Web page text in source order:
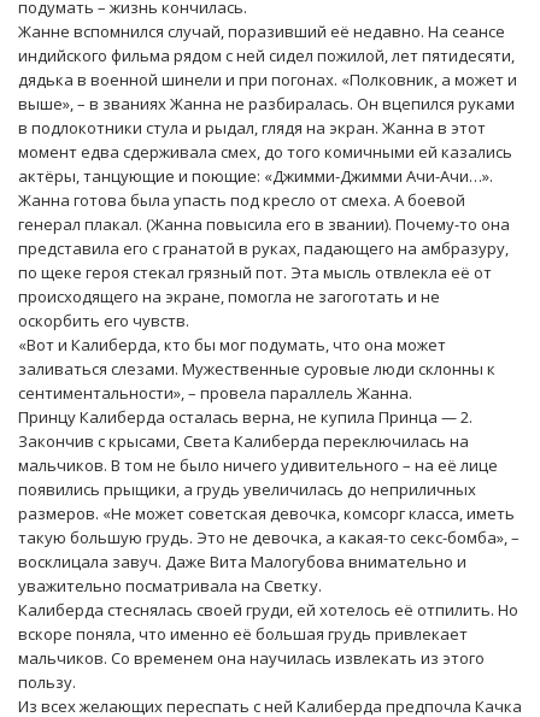
подумать – жизнь кончилась.
Жанне вспомнился случай, поразивший её недавно. На сеансе
индийского фильма рядом с ней сидел пожилой, лет пятидесяти,
дядька в военной шинели и при погонах. «Полковник, а может и
выше», – в званиях Жанна не разбиралась. Он вцепился руками
в подлокотники стула и рыдал, глядя на экран. Жанна в этот
момент едва сдерживала смех, до того комичными ей казались
актёры, танцующие и поющие: «Джимми-Джимми Ачи-Ачи…».
Жанна готова была упасть под кресло от смеха. А боевой
генерал плакал. (Жанна повысила его в звании). Почему-то она
представила его с гранатой в руках, падающего на амбразуру,
по щеке героя стекал грязный пот. Эта мысль отвлекла её от
происходящего на экране, помогла не загоготать и не
оскорбить его чувств.
«Вот и Калиберда, кто бы мог подумать, что она может
заливаться слезами. Мужественные суровые люди склонны к
сентиментальности», – провела параллель Жанна.
Принцу Калиберда осталась верна, не купила Принца — 2.
Закончив с крысами, Света Калиберда переключилась на
мальчиков. В том не было ничего удивительного – на её лице
появились прыщики, а грудь увеличилась до неприличных
размеров. «Не может советская девочка, комсорг класса, иметь
такую большую грудь. Это не девочка, а какая-то секс-бомба», –
восклицала завуч. Даже Вита Малогубова внимательно и
уважительно посматривала на Светку.
Калиберда стеснялась своей груди, ей хотелось её отпилить. Но
вскоре поняла, что именно её большая грудь привлекает
мальчиков. Со временем она научилась извлекать из этого
пользу.
Из всех желающих переспать с ней Калиберда предпочла Качка